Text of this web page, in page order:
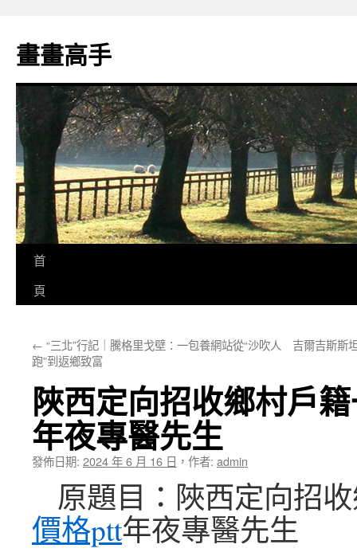
主
要
畫畫高手
首
頁
← “三北”行記｜騰格里戈壁：一包養網站從“沙吹人
跑”到返鄉致富
吉爾吉斯斯
陜西定向招收鄉村戶
年夜專醫先生
發佈日期: 2024 年 6 月 16 日 ， 作者: admin
原題目：陜西定向招
價格ptt年夜專醫先生